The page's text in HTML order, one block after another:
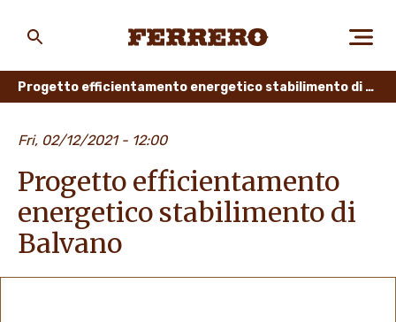
PERSONE E AMBIENTE
I NOSTRI PRODOTTI
main
Progetto efficientamento energetico stabilimento di Balvano
Fri, 02/12/2021 - 12:00
Progetto efficientamento
energetico stabilimento di
Balvano